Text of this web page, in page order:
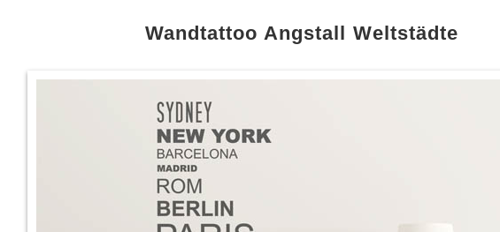
Wandtattoo Angstall Weltstädte